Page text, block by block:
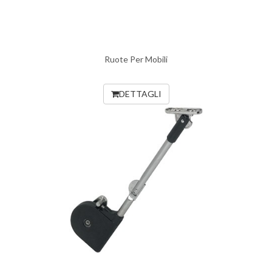
Ruote Per Mobili
DETTAGLI